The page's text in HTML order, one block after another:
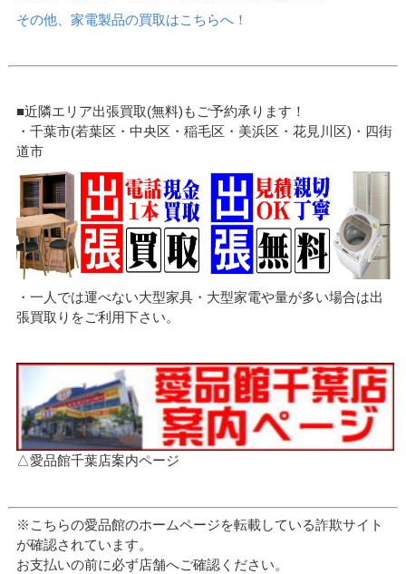
その他、家電製品の買取はこちらへ！
■近隣エリア出張買取(無料)もご予約承ります！
・千葉市(若葉区・中央区・稲毛区・美浜区・花見川区)・四街
道市
・一人では運べない大型家具・大型家電や量が多い場合は出
張買取りをご利用下さい。
△愛品館千葉店案内ページ
※こちらの愛品館のホームページを転載している詐欺サイト
が確認されています。
お支払いの前に必ず店舗へご確認ください。